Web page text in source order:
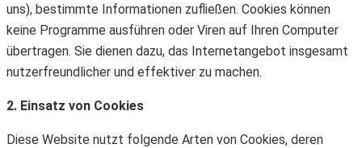
uns), bestimmte Informationen zufließen. Cookies können
keine Programme ausführen oder Viren auf Ihren Computer
übertragen. Sie dienen dazu, das Internetangebot insgesamt
nutzerfreundlicher und effektiver zu machen.
2. Einsatz von Cookies
Diese Website nutzt folgende Arten von Cookies, deren